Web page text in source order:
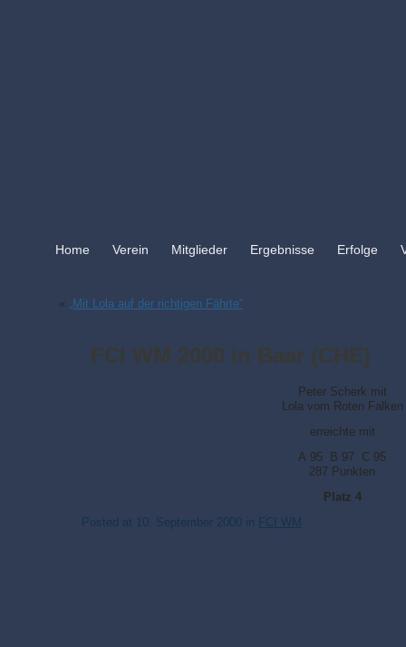
Home Verein Mitglieder Ergebnisse Erfolge
« „Mit Lola auf der richtigen Fährte“
FCI WM 2000 in Baar (CHE)
Peter Scherk mit
Lola vom Roten Falken
erreichte mit
A 95 B 97 C 95
287 Punkten
Platz 4
Posted at 10. September 2000 in FCI WM